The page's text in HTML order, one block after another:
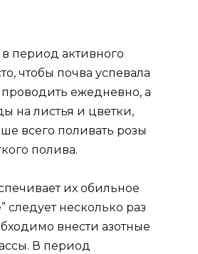
в период активного
чтобы почва успевала
ежедневно, а
на листья и цветки,
всего поливать розы
полива.
их обильное
следует несколько раз
внести азотные
В период